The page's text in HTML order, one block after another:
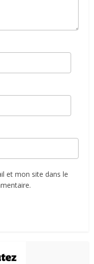
et mon site dans le